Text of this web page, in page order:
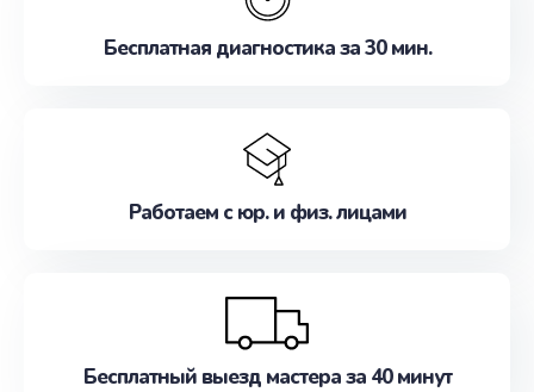
Бесплатная диагностика за 30 мин.
Работаем с юр. и физ. лицами
Бесплатный выезд мастера за 40 минут